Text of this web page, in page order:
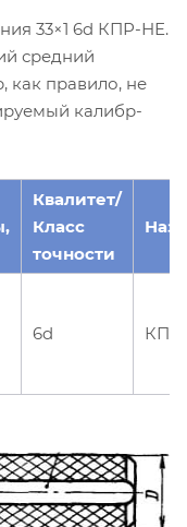
33×1 6d КПР-НЕ.
средний
как правило, не
калибр-
Квалитет/
Класс
точности
6d